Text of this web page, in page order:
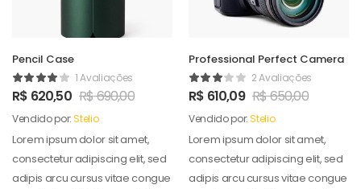
Pencil Case
1 Avaliações
R$ 620,50 R$690,00
Vendido por:Stelio
Lorem ipsum dolor sit amet,
consectetur adipiscing elit, sed
adipis arcu cursus vitae congue
Professional Perfect Camera
2 Avaliações
R$ 610,09 R$650,00
Vendido por:Stelio
Lorem ipsum dolor sit amet,
consectetur adipiscing elit, sed
adipis arcu cursus vitae congue